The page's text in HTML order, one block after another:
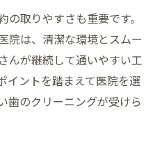
取りやすさも重要です。
院は、清潔な環境とスムー
んが継続して通いやすい工
イントを踏まえて医院を選
歯のクリーニングが受けら